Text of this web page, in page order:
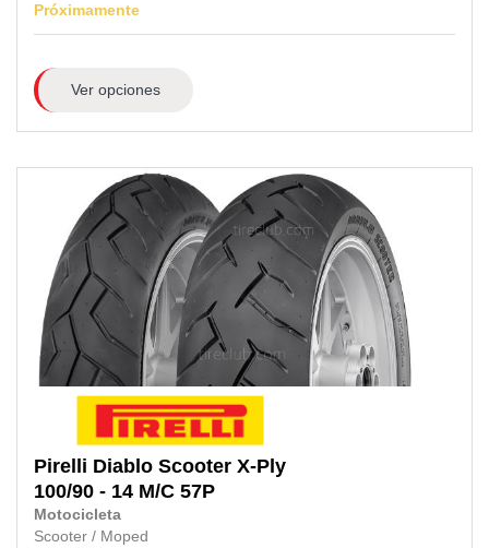
Próximamente
Ver opciones
Pirelli Diablo Scooter X-Ply
100/90 - 14 M/C 57P
Motocicleta
Scooter / Moped